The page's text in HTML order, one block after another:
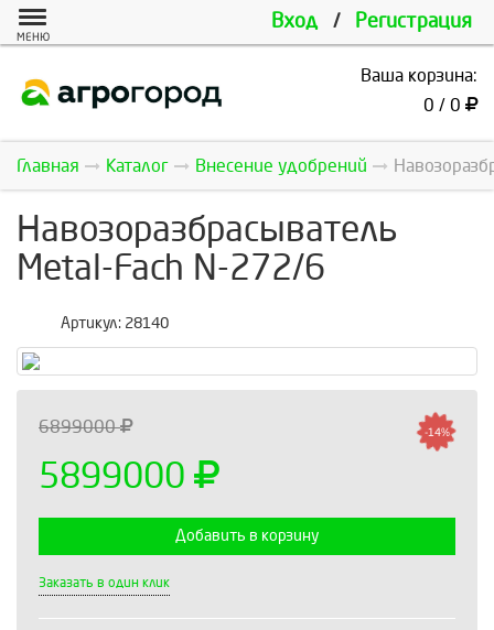
Вход / Регистрация
МЕНЮ
Ваша корзина:
0 / 0
Главная Каталог Внесение удобрений
Навозоразбрасыватель
Metal-Fach N-272/6
Артикул: 28140
6899000
5899000
-14%
Выберите количество:
Добавить в корзину
Заказать в один клик